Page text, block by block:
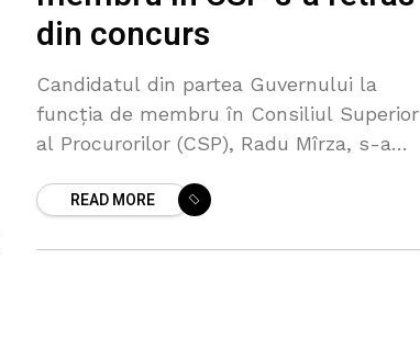
din concurs
Candidatul din partea Guvernului la
funcția de membru în Consiliul Superior
al Procurorilor (CSP), Radu Mîrza, s-a
Prevetting, într-un comunicat de presă
READ MORE